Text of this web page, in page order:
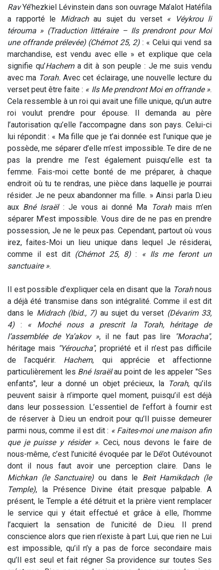
RavYé’hezkiel Lévinstein dans son ouvrage Ma’alot Hatéfila
a rapporté le Midrachau sujet du verset « Véykrou li
térouma » (Traduction littéraire – Ils prendront pour Moi
une offrande prélevée) (Chémot 25, 2) : « Celui qui vend sa
marchandise, est vendu avec elle » et explique que cela
signifie qu’Hachema dit à son peuple : Je me suis vendu
avec ma Torah.Avec cet éclairage, une nouvelle lecture du
verset peut être faite : « Ils Me prendront Moi en offrande ».
Cela ressemble à un roi qui avait une fille unique, qu’un autre
roi voulut prendre pour épouse. Il demanda au père
l’autorisation qu’elle l’accompagne dans son pays. Celui-ci
lui répondit : « Ma fille que je t’ai donnée est l’unique que je
possède, me séparer d’elle m’est impossible. Te dire de ne
pas la prendre me l’est également puisqu’elle est ta
femme. Fais-moi cette bonté de me préparer, à chaque
endroit où tu te rendras, une pièce dans laquelle je pourrai
résider. Je ne peux abandonner ma fille. » Ainsi parla D.ieu
aux Bné Israël: Je vous ai donné Ma Torahmais m’en
séparer M’est impossible. Vous dire de ne pas en prendre
possession, Je ne le peux pas. Cependant, partout où vous
irez, faites-Moi un lieu unique dans lequel Je résiderai,
comme il est dit (Chémot 25, 8) :
« Ils me feront un
sanctuaire ».
Il est possible d’expliquer cela en disant que la Torahnous
a déjà été transmise dans son intégralité. Comme il est dit
dans le Midrach (Ibid., 7) au sujet du verset (Dévarim 33,
4) : « Moché nous a prescrit la Torah, héritage de
l’assemblée de Ya’akov », il ne faut pas lire "Moracha",
héritage mais "Yéroucha", propriété et il n’est pas difficile
de l’acquérir. Hachem, qui apprécie et affectionne
particulièrement les Bné Israëlau point de les appeler "Ses
enfants", leur a donné un objet précieux, la Torah, qu’ils
peuvent saisir à n’importe quel moment, puisqu’il est déjà
dans leur possession. L’essentiel de l’effort à fournir est
de réserver à D.ieu un endroit pour qu’Il puisse demeurer
parmi nous, comme il est dit : « Faites-moi une maison afin
que je puisse y résider ». Ceci, nous devons le faire de
nous-même, c’est l’unicité évoquée par le Dé’ot Outévounot
dont il nous faut avoir une perception claire. Dans le
Michkan (le Sanctuaire) ou dans le Beit Hamikdach (le
Temple), la Présence Divine était presque palpable. A
présent, le Temple a été détruit et la prière vient remplacer
le service qui y était effectué et grâce à elle, l’homme
l’acquiert la sensation de l’unicité de D.ieu. Il prend
conscience alors que rien n’existe à part Lui, que rien ne Lui
est impossible, qu’il n’y a pas de force secondaire mais
qu’Il est seul et fait régner Sa providence sur toutes Ses